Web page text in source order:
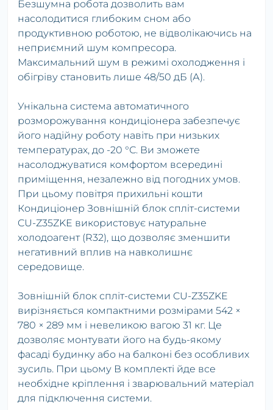
Безшумна робота дозволить вам
насолодитися глибоким сном або
продуктивною роботою, не відволікаючись на
неприємний шум компресора.
Максимальний шум в режимі охолодження і
обігріву становить лише 48/50 дБ (А).
Унікальна система автоматичного
розморожування кондиціонера забезпечує
його надійну роботу навіть при низьких
температурах, до -20 °С. Ви зможете
насолоджуватися комфортом всередині
приміщення, незалежно від погодних умов.
При цьому повітря прихильні кошти
Кондиціонер Зовнішній блок спліт-системи
CU-Z35ZKE використовує натуральне
холодоагент (R32), що дозволяє зменшити
негативний вплив на навколишнє
середовище.
Зовнішній блок спліт-системи CU-Z35ZKE
вирізняється компактними розмірами 542 ×
780 × 289 мм і невеликою вагою 31 кг. Це
дозволяє монтувати його на будь-якому
фасаді будинку або на балконі без особливих
зусиль. При цьому В комплекті йде все
необхідне кріплення і зварювальний матеріал
для підключення системи.